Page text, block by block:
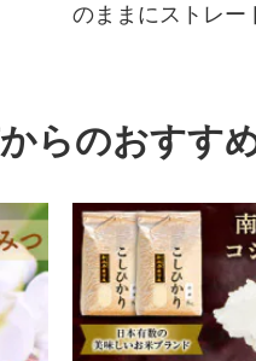
のままにストレー
らのおすす